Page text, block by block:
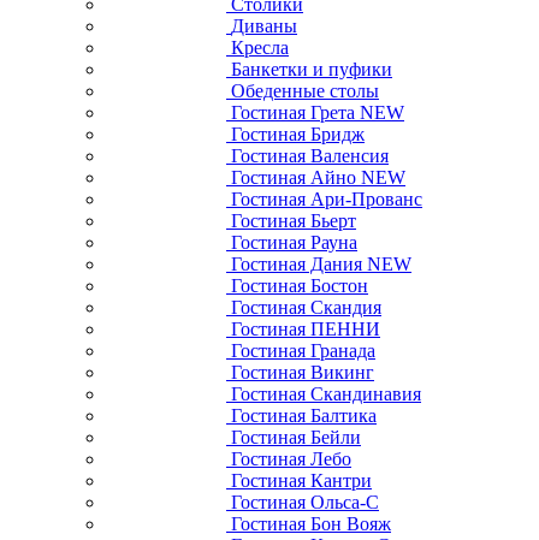
Диваны
Кресла
Банкетки и пуфики
Обеденные столы
Гостиная Грета NEW
Гостиная Бридж
Гостиная Валенсия
Гостиная Айно NEW
Гостиная Ари-Прованс
Гостиная Бьерт
Гостиная Рауна
Гостиная Дания NEW
Гостиная Бостон
Гостиная Скандия
Гостиная ПЕННИ
Гостиная Гранада
Гостиная Викинг
Гостиная Скандинавия
Гостиная Балтика
Гостиная Бейли
Гостиная Лебо
Гостиная Кантри
Гостиная Ольса-С
Гостиная Бон Вояж